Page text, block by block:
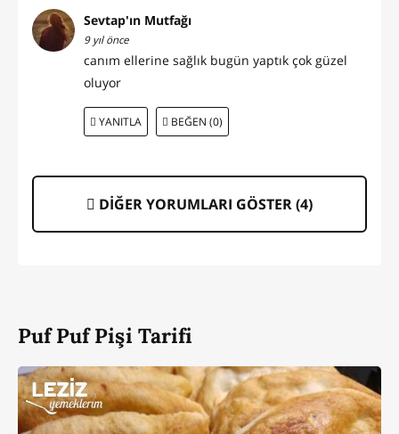
Sevtap'ın Mutfağı
9 yıl önce
canım ellerine sağlık bugün yaptık çok güzel
oluyor
YANITLA BEĞEN (0)
DİĞER YORUMLARI GÖSTER (4)
Puf Puf Pişi Tarifi